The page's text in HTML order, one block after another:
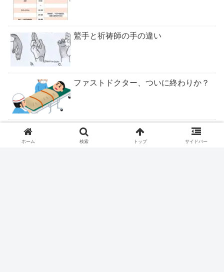
鷲手と祈祷師の手の違い
ファストドクター、ついに終わりか？
ロキソニンテープは腰痛症に適応なし
ホーム 検索 トップ サイドバー